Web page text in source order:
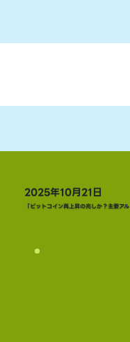
2025年10月21日
「ビットコイン再上昇の兆しか？主要